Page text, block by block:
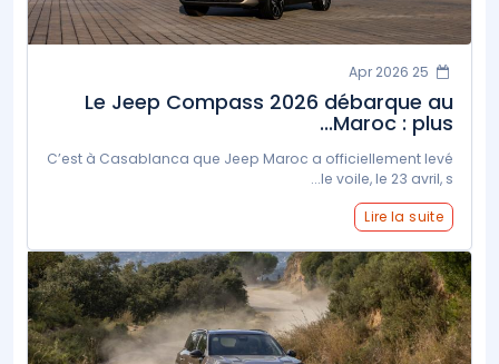
Le Jeep Compass 2026 débarque au
Maroc : plus...
C’est à Casablanca que Jeep Maroc a officiellement levé
le voile, le 23 avril, s...
Lire la suite